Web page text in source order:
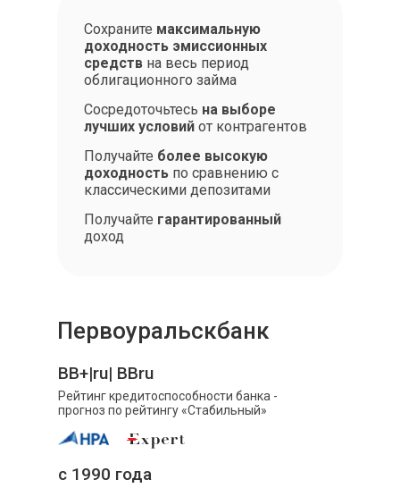
Получайте более высокую
доходность по сравнению с
классическими депозитами
Сохраните максимальную
доходность эмиссионных
средств на весь период
облигационного займа
Сосредоточьтесь на выборе
лучших условий от контрагентов
Получайте гарантированный
доход
c 1990 года
BB+|ru| BBru
Рейтинг кредитоспособности банка -
прогноз по рейтингу «Стабильный»
Первоуральскбанк